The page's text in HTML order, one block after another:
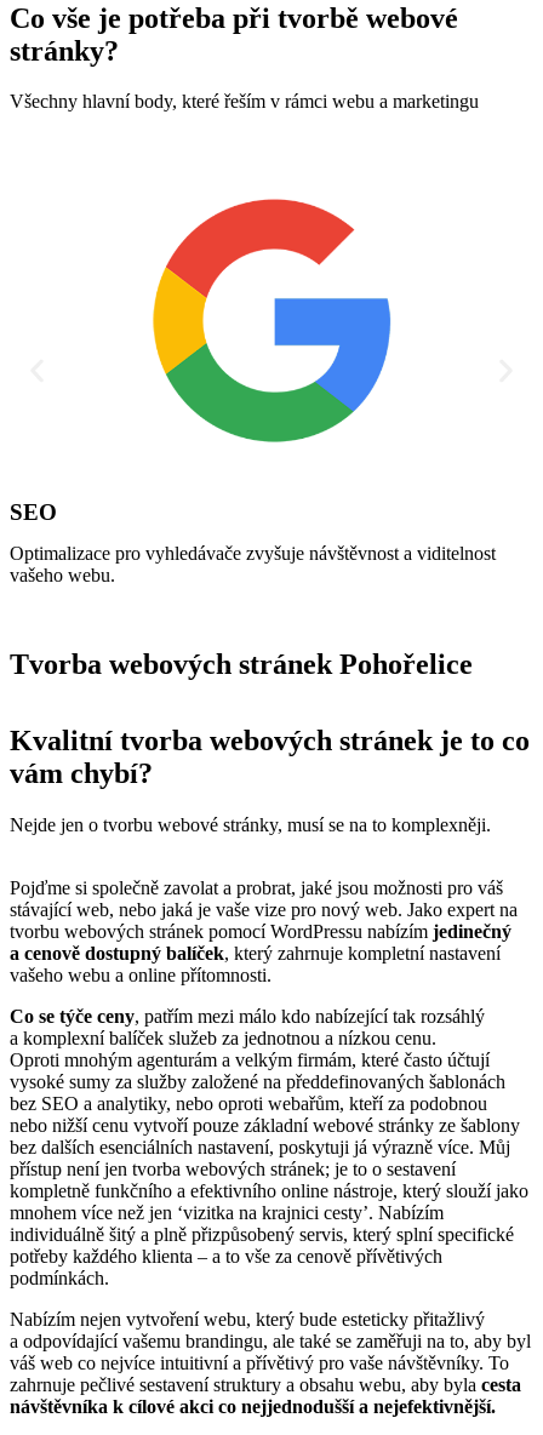
Co vše je potřeba při tvorbě webové
stránky?
Všechny hlavní body, které řeším v rámci webu a marketingu
SEO
Optimalizace pro vyhledávače zvyšuje návštěvnost a viditelnost
vašeho webu.
Tvorba webových stránek Pohořelice
Kvalitní tvorba webových stránek je to co
vám chybí?
Nejde jen o tvorbu webové stránky, musí se na to komplexněji.
Pojďme si společně zavolat a probrat, jaké jsou možnosti pro váš
stávající web, nebo jaká je vaše vize pro nový web. Jako expert na
tvorbu webových stránek pomocí WordPressu nabízím jedinečný
a cenově dostupný balíček, který zahrnuje kompletní nastavení
vašeho webu a online přítomnosti.
Co se týče ceny, patřím mezi málo kdo nabízející tak rozsáhlý
a komplexní balíček služeb za jednotnou a nízkou cenu.
Oproti mnohým agenturám a velkým firmám, které často účtují
vysoké sumy za služby založené na předdefinovaných šablonách
bez SEO a analytiky, nebo oproti webařům, kteří za podobnou
nebo nižší cenu vytvoří pouze základní webové stránky ze šablony
bez dalších esenciálních nastavení, poskytuji já výrazně více. Můj
přístup není jen tvorba webových stránek; je to o sestavení
kompletně funkčního a efektivního online nástroje, který slouží jako
mnohem více než jen ‘vizitka na krajnici cesty’. Nabízím
individuálně šitý a plně přizpůsobený servis, který splní specifické
potřeby každého klienta – a to vše za cenově přívětivých
podmínkách.
Nabízím nejen vytvoření webu, který bude esteticky přitažlivý
a odpovídající vašemu brandingu, ale také se zaměřuji na to, aby byl
váš web co nejvíce intuitivní a přívětivý pro vaše návštěvníky. To
zahrnuje pečlivé sestavení struktury a obsahu webu, aby byla cesta
návštěvníka k cílové akci co nejjednodušší a nejefektivnější.